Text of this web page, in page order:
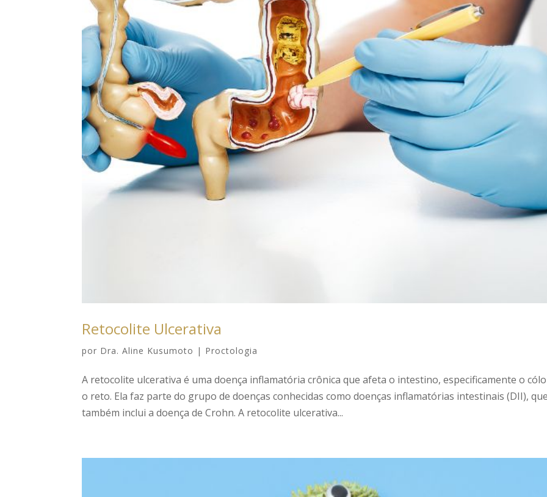
Retocolite Ulcerativa
por Dra. Aline Kusumoto | Proctologia
A retocolite ulcerativa é uma doença inflamatória crônica que afeta o intestino, especificamente o
o reto. Ela faz parte do grupo de doenças conhecidas como doenças inflamatórias intestinais (DII),
também inclui a doença de Crohn. A retocolite ulcerativa...